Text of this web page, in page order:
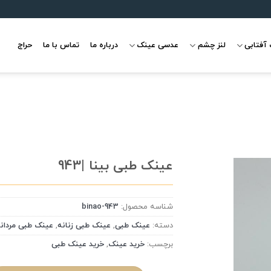
لنز چشم عدسی عینک درباره ما تماس با ما حراج
عینک طبی بینا |943
شناسه محصول: binao-943
دسته: عینک طبی, عینک طبی زنانه, عینک طبی
برچسب: خرید عینک, خرید عینک طبی